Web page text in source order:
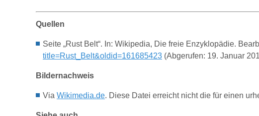
Quellen
Seite „Rust Belt“. In: Wikipedia, Die freie Enzyklopädie.
title=Rust_Belt&oldid=161685423 (Abgerufen: 19. Januar
Bildernachweis
Via Wikimedia.de. Diese Datei erreicht nicht die für einen